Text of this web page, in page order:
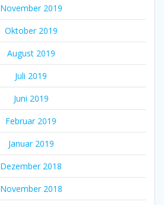
November 2019
Oktober 2019
August 2019
Juli 2019
Juni 2019
Februar 2019
Januar 2019
Dezember 2018
November 2018